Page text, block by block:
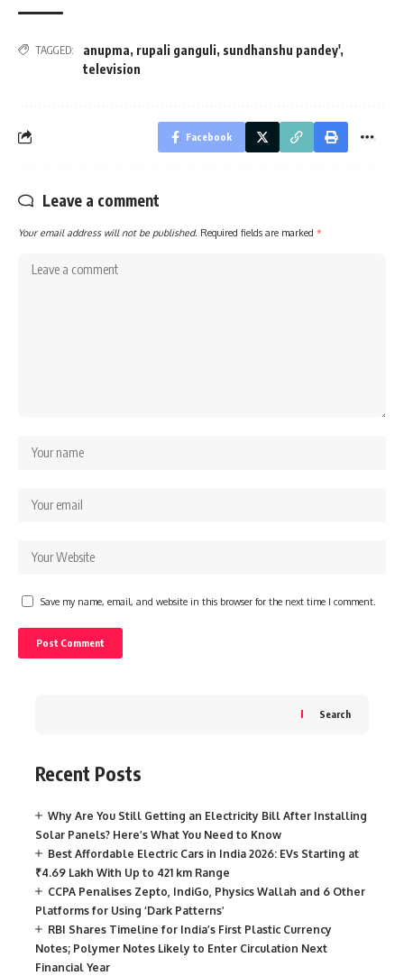
TAGGED: anupma, rupali ganguli, sundhanshu pandey',
television
Facebook
Leave a comment
Your email address will not be published. Required fields are marked *
Save my name, email, and website in this browser for the next time I comment.
Search
Recent Posts
Why Are You Still Getting an Electricity Bill After Installing
Solar Panels? Here’s What You Need to Know
Best Affordable Electric Cars in India 2026: EVs Starting at
₹4.69 Lakh With Up to 421 km Range
CCPA Penalises Zepto, IndiGo, Physics Wallah and 6 Other
Platforms for Using ‘Dark Patterns’
RBI Shares Timeline for India’s First Plastic Currency
Notes; Polymer Notes Likely to Enter Circulation Next
Financial Year